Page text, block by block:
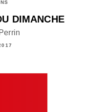
DIMANCHE